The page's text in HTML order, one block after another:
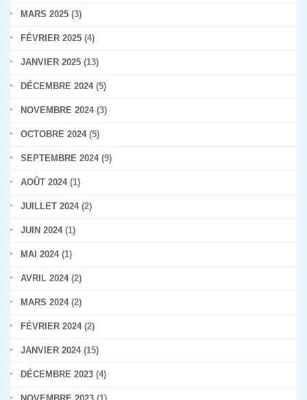
MARS 2025 (3)
FÉVRIER 2025 (4)
JANVIER 2025 (13)
DÉCEMBRE 2024(5)
NOVEMBRE 2024(3)
OCTOBRE 2024(5)
SEPTEMBRE 2024(9)
AOÛT 2024(1)
JUILLET 2024(2)
JUIN 2024(1)
MAI 2024(1)
AVRIL 2024(2)
MARS 2024(2)
FÉVRIER 2024(2)
JANVIER 2024(15)
DÉCEMBRE 2023 (4)